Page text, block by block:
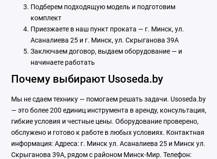
Подберем подходящую модель и подготовим
комплект
Приезжаете в наш пункт проката — г. Минск, ул.
Асаналиева 25 и г. Минск, ул. Скрыганова 39А
Заключаем договор, выдаем оборудование — и
начинаете работать
Почему выбирают Usoseda.by
Мы не сдаем технику — помогаем решать задачи. Usoseda.by
— это более 200 единиц инструмента в аренду, консультация,
гибкие условия и честные цены. Оборудование проверено,
обслужено и готово к работе в любых условиях. Контактная
информация: Адреса: г. Минск ул. Асаналиева 25 и Минск ул.
Скрыганова 39А, рядом с районом Минск-Мир. Телефон: